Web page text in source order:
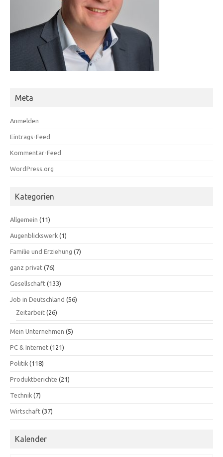
Meta
Anmelden
Eintrags-Feed
Kommentar-Feed
WordPress.org
Kategorien
Allgemein (11)
Augenblickswerk (1)
Familie und Erziehung (7)
ganz privat (76)
Gesellschaft (133)
Job in Deutschland (56)
Zeitarbeit (26)
Mein Unternehmen (5)
PC & Internet (121)
Politik (118)
Produktberichte (21)
Technik (7)
Wirtschaft (37)
Kalender